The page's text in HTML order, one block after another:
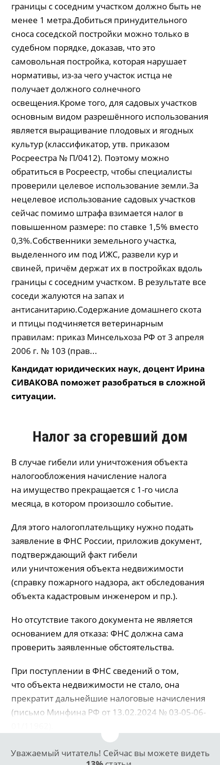
границы с соседним участком должно быть не
менее 1 метра.Добиться принудительного
сноса соседской постройки можно только в
судебном порядке, доказав, что это
самовольная постройка, которая нарушает
нормативы, из-за чего участок истца не
получает должного солнечного
освещения.Кроме того, для садовых участков
основным видом разрешённого использования
является выращивание плодовых и ягодных
культур (классификатор, утв. приказом
Росреестра № П/0412). Поэтому можно
обратиться в Росреестр, чтобы специалисты
проверили целевое использование земли.За
нецелевое использование садовых участков
сейчас помимо штрафа взимается налог в
повышенном размере: по ставке 1,5% вместо
0,3%.Собственники земельного участка,
выделенного им под ИЖС, развели кур и
свиней, причём держат их в постройках вдоль
границы с соседним участком. В результате все
соседи жалуются на запах и
антисанитарию.Содержание домашнего скота
и птицы подчиняется ветеринарным
правилам: приказ Минсельхоза РФ от 3 апреля
2006 г. № 103 (прав...
Кандидат юридических наук, доцент Ирина
СИВАКОВА поможет разобраться в сложной
ситуации.
Налог за сгоревший дом
В случае гибели или уничтожения объекта
налогообложения начисление налога
на имущество прекращается с 1-го числа
месяца, в котором произошло событие.
Для этого налогоплательщику нужно подать
заявление в ФНС России, приложив документ,
подтверждающий факт гибели
или уничтожения объекта недвижимости
(справку пожарного надзора, акт обследования
объекта кадастровым инженером и пр.).
Но отсутствие такого документа не является
основанием для отказа: ФНС должна сама
проверить заявленные обстоятельства.
При поступлении в ФНС сведений о том,
что объекта недвижимости не стало, она
прекратит дальнейшие налоговые начисления
(письмо Минфина РФ от 13.02.2024 № 03-05-06-
Уважаемый читатель! Сейчас вы можете видеть